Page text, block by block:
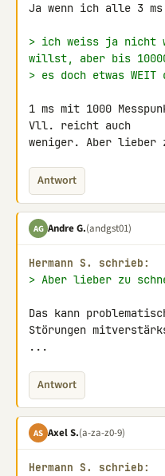
Ja wenn ich alle 3 ms
> ich weiss ja nicht
willst, aber bis
> es doch etwas WEIT
1 ms mit 1000
Vll. reicht auch
weniger. Aber lieber
Antwort
AG Andre G.(andgst01)
Hermann S. schrieb:
> Aber lieber zu
Das kann
Störungen
...
Antwort
AS Axel S.(a-za-z0-9)
Hermann S. schrieb: